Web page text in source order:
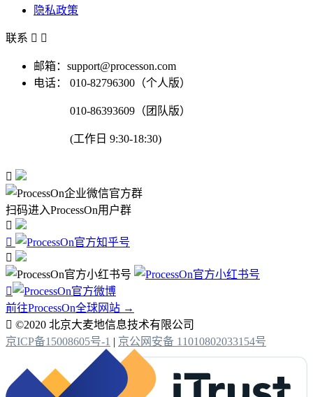
隐私政策
联系  
邮箱：support@processon.com
电话：
010-82796300（个人版）
010-86393609（团队版）
(工作日 9:30-18:30)

扫码进入ProcessOn用户群




前往ProcessOn全球网站 →
 ©2020 北京大麦地信息技术有限公司
京ICP备15008605号-1 | 京公网安备 11010802033154号